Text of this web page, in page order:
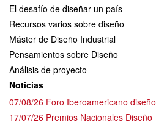
El desafío de diseñar un país
Recursos varios sobre diseño
Máster de Diseño Industrial
Pensamientos sobre Diseño
Análisis de proyecto
Noticias
07/08/26 Foro Iberoamericano diseño
17/07/26 Premios Nacionales Diseño